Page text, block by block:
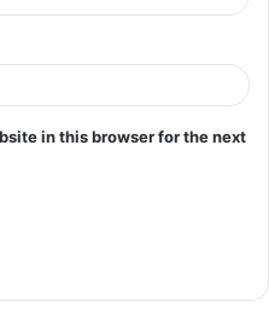
in this browser for the next